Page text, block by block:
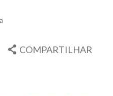
COMPARTILHAR